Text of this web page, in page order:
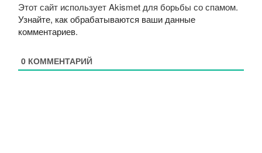
Этот сайт использует Akismet для борьбы со спамом.
Узнайте, как обрабатываются ваши данные
комментариев.
0 КОММЕНТАРИЙ